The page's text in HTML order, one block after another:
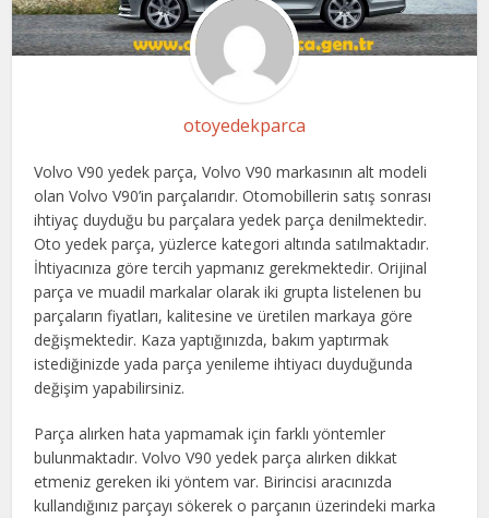
otoyedekparca
Volvo V90 yedek parça, Volvo V90 markasının alt modeli
olan Volvo V90’in parçalarıdır. Otomobillerin satış sonrası
ihtiyaç duyduğu bu parçalara yedek parça denilmektedir.
Oto yedek parça, yüzlerce kategori altında satılmaktadır.
İhtiyacınıza göre tercih yapmanız gerekmektedir. Orijinal
parça ve muadil markalar olarak iki grupta listelenen bu
parçaların fiyatları, kalitesine ve üretilen markaya göre
değişmektedir. Kaza yaptığınızda, bakım yaptırmak
istediğinizde yada parça yenileme ihtiyacı duyduğunda
değişim yapabilirsiniz.
Parça alırken hata yapmamak için farklı yöntemler
bulunmaktadır. Volvo V90 yedek parça alırken dikkat
etmeniz gereken iki yöntem var. Birincisi aracınızda
kullandığınız parçayı sökerek o parçanın üzerindeki marka